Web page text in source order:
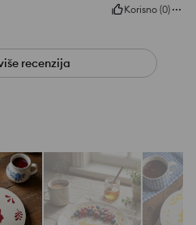
Korisno (0)
recenzija